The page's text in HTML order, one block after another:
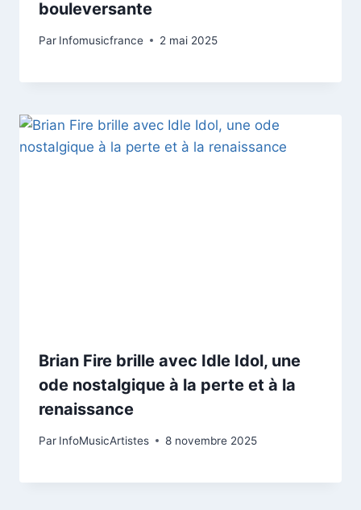
bouleversante
Par Infomusicfrance 2 mai 2025
Brian Fire brille avec Idle Idol, une
ode nostalgique à la perte et à la
renaissance
Par InfoMusicArtistes 8 novembre 2025